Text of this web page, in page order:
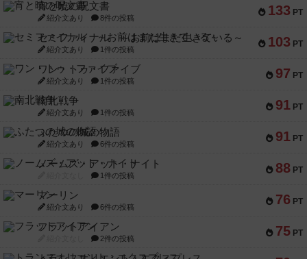
133 PT
宵と暁の呪文書
紹介文あり 8件の投稿
103 PT
セミファイナル ～お前はまだ生きている～
紹介文あり 1件の投稿
97 PT
ワン・トゥ・ファイブ
紹介文あり 1件の投稿
91 PT
南北戦争
紹介文あり 1件の投稿
91 PT
ふたつの城の物語
紹介文あり 6件の投稿
88 PT
ノームズ・アット・ナイト
1件の投稿
76 PT
マーリン
紹介文あり 6件の投稿
75 PT
フラットアイアン
2件の投稿